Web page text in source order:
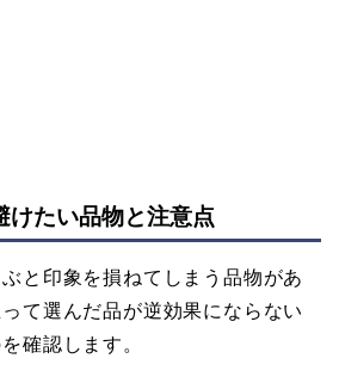
けたい品物と注意点
と印象を損ねてしまう品物があ
て選んだ品が逆効果にならない
確認します。